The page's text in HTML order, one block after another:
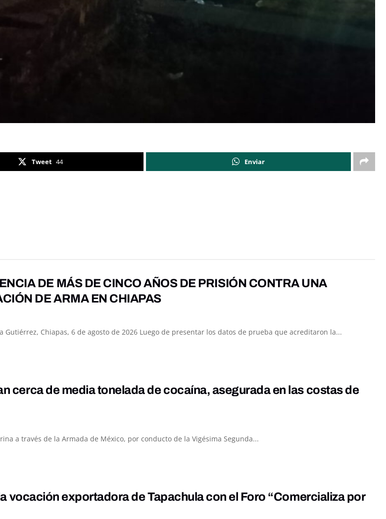
Tweet 44 Enviar
DE MÁS DE CINCO AÑOS DE PRISIÓN CONTRA UNA
DE ARMA EN CHIAPAS
Gutiérrez, Chiapas, 6 de agosto de 2026 Luego de presentar los datos de prueba que acreditaron la...
cerca de media tonelada de cocaína, asegurada en las costas de
a través de la Armada de México, por conducto de la Vigésima Segunda...
vocación exportadora de Tapachula con el Foro “Comercializa por